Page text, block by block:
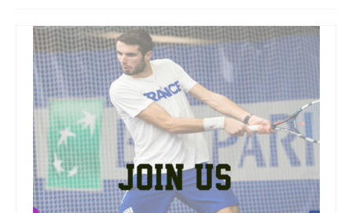
Historique
Palmarès
Photos
Vidéos